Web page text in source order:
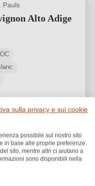
Pauls
Alto Adige
sulla privacy e sui cookie
possibile sul nostro sito
in base alle proprie preferenze.
sito, mentre altri ci aiutano a
sono disponibili nella